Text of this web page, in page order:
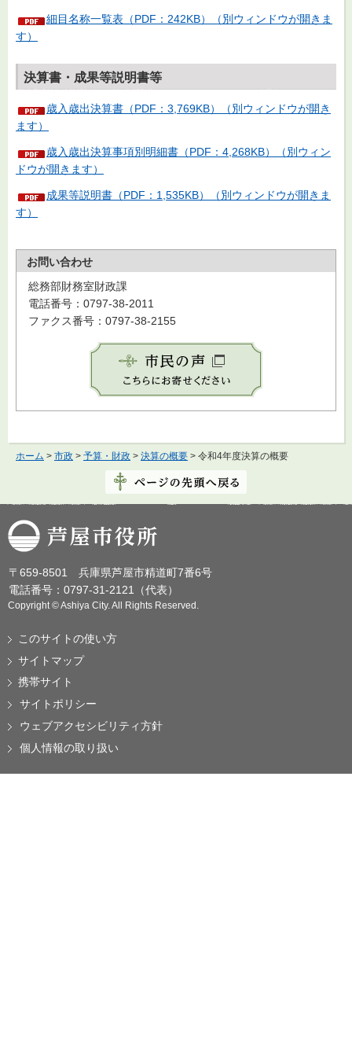
細目名称一覧表（PDF：242KB）（別ウィンドウが開きま
す）
決算書・成果等説明書等
歳入歳出決算書（PDF：3,769KB）（別ウィンドウが開き
ます）
歳入歳出決算事項別明細書（PDF：4,268KB）（別ウィン
ドウが開きます）
成果等説明書（PDF：1,535KB）（別ウィンドウが開きま
す）
お問い合わせ
総務部財務室財政課
電話番号：0797-38-2011
ファクス番号：0797-38-2155
ホーム > 市政 > 予算・財政 > 決算の概要 > 令和4年度決算の概要
芦屋市役所
〒659-8501 兵庫県芦屋市精道町7番6号
電話番号：0797-31-2121（代表）
Copyright © Ashiya City. All Rights Reserved.
このサイトの使い方
サイトマップ
携帯サイト
サイトポリシー
ウェブアクセシビリティ方針
個人情報の取り扱い